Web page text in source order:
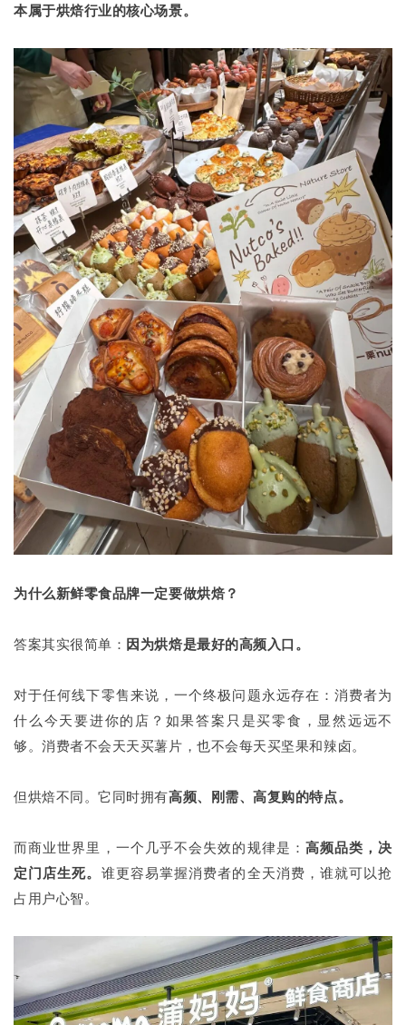
本属于烘焙行业的核心场景。
为什么新鲜零食品牌一定要做烘焙？
答案其实很简单： 因为烘焙是最好的高频入口。
对于任何线下零售来说，一个终极问题永远存在：消费者为
什么今天要进你的店？如果答案只是买零食，显然远远不
够。消费者不会天天买薯片，也不会每天买坚果和辣卤。
但烘焙不同。它同时拥有高频、刚需、高复购的特点。
而商业世界里，一个几乎不会失效的规律是： 高频品类，决
定门店生死。 谁更容易掌握消费者的全天消费，谁就可以抢
占用户心智。